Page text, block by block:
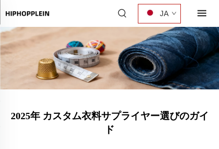
JA
2025年 カスタム衣料サプライヤー選びのガイ
ド